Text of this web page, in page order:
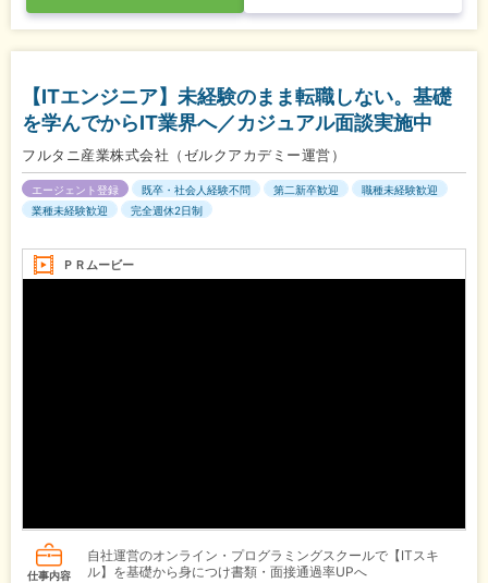
【ITエンジニア】未経験のまま転職しない。基礎
を学んでからIT業界へ／カジュアル面談実施中
フルタニ産業株式会社（ゼルクアカデミー運営）
エージェント登録 既卒・社会人経験不問 第二新卒歓迎
職種未経験歓迎
業種未経験歓迎
完全週休2日制
ＰＲムービー
仕事内容
自社運営のオンライン・プログラミングスクールで【ITスキ
ル】を基礎から身につけ書類・面接通過率UPへ